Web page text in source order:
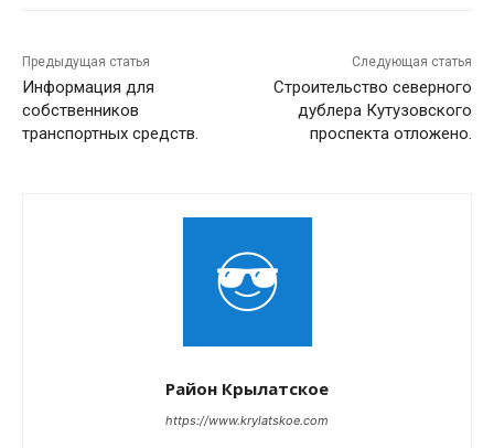
Предыдущая статья
Информация для
собственников
транспортных средств.
Следующая статья
Строительство северного
дублера Кутузовского
проспекта отложено.
Район Крылатское
https://www.krylatskoe.com